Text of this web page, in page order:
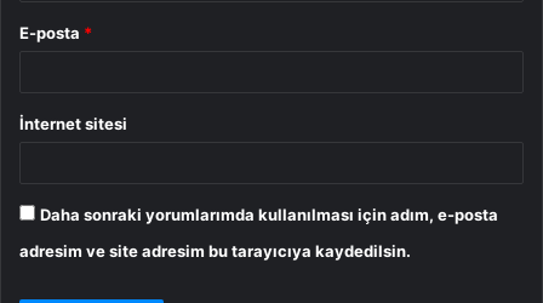
E-posta *
İnternet sitesi
Daha sonraki yorumlarımda kullanılması için adım, e-posta
adresim ve site adresim bu tarayıcıya kaydedilsin.